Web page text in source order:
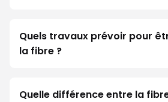
Quels travaux prévoir pour
la fibre ?
Quelle différence entre la